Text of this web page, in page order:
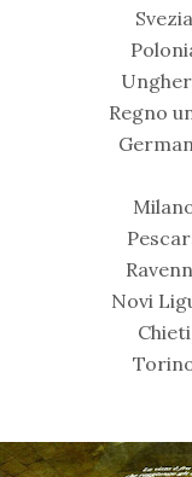
Svezia
Regno
Novi
Chieti